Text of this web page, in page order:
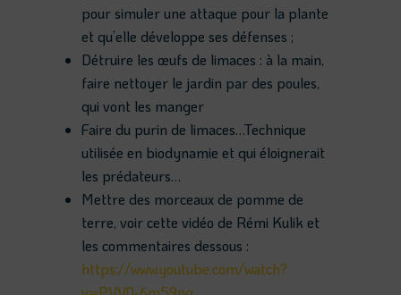
pour simuler une attaque pour la plante
et qu’elle développe ses défenses ;
Détruire les œufs de limaces : à la main,
faire nettoyer le jardin par des poules,
qui vont les manger
Faire du purin de limaces…Technique
utilisée en biodynamie et qui éloignerait
les prédateurs…
Mettre des morceaux de pomme de
terre, voir cette vidéo de Rémi Kulik et
les commentaires dessous :
https://www.youtube.com/watch?